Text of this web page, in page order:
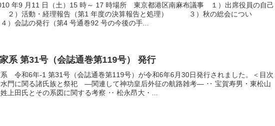
年9 月11 日（土）15 時～ 17 時場所 東京都港区南麻布議事 １）出席役員の自己
活動・経理報告（第1 年度の決算報告と処理） ３）秋の総会につい
誌の発行（第4 号通巻92 号の今後の手...
系 第31号（会誌通巻第119号） 発行
令和6年-1 第31号（会誌通巻第119号）が令和6年6月30日発行されました。＜目次
水門に関る諸氏族と祭祀 ―関連して神功皇后外征の航路雑考― ‥ 宝賀寿男・東松山
上田氏とその系図に関する考察 ‥ 松永昂大・...